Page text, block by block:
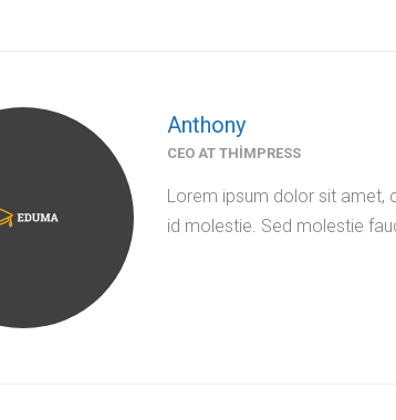
Anthony
CEO AT THIMPRESS
Lorem ipsum dolor sit amet,
id molestie. Sed molestie